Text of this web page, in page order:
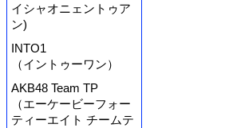
イシャオニェントゥア
ン)
INTO1
（イントゥーワン）
AKB48 Team TP
（エーケービーフォー
ティーエイト チームテ